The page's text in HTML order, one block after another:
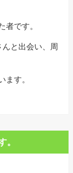
者です。
と出会い、周
ます。
。